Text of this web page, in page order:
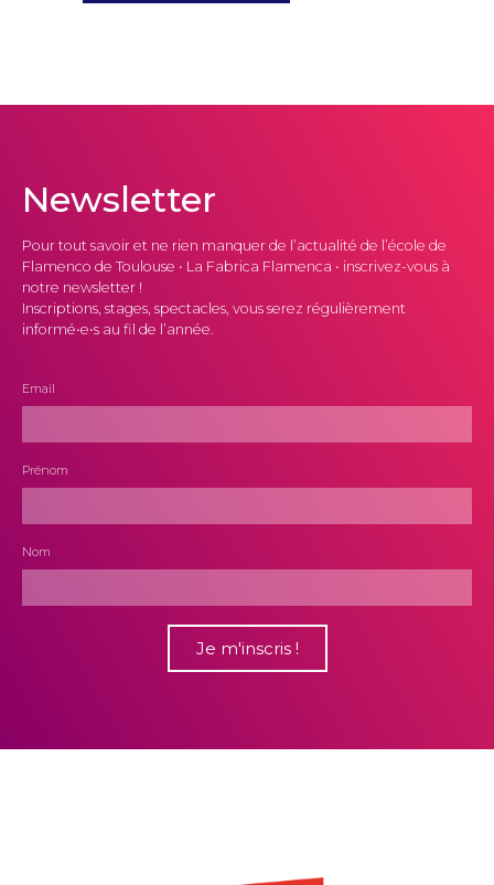
Newsletter
Pour tout savoir et ne rien manquer de l’actualité de l’école de
Flamenco de Toulouse • La Fabrica Flamenca • inscrivez-vous à
notre newsletter !
Inscriptions, stages, spectacles, vous serez régulièrement
informé•e•s au fil de l’année.
Email
Prénom
Nom
Je m'inscris !